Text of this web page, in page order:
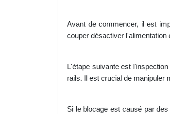
Avant de commencer, il est
couper désactiver l'alimentation
L'étape suivante est
rails. Il est crucial de manipuler
Si le blocage est causé par